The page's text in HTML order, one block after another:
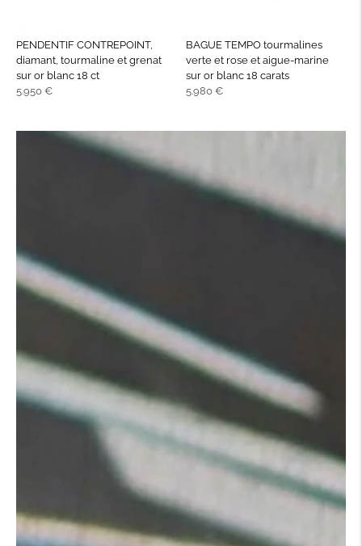
PENDENTIF CONTREPOINT,
diamant, tourmaline et grenat
sur or blanc 18 ct
Prix
5.950 €
BAGUE TEMPO tourmalines
verte et rose et aigue-marine
sur or blanc 18 carats
Prix
5.980 €
Passer à la
suivante
du
carrousel